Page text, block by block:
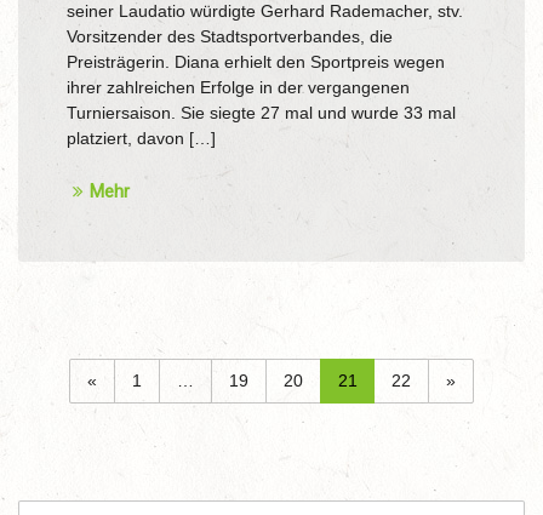
seiner Laudatio würdigte Gerhard Rademacher, stv.
Vorsitzender des Stadtsportverbandes, die
Preisträgerin. Diana erhielt den Sportpreis wegen
ihrer zahlreichen Erfolge in der vergangenen
Turniersaison. Sie siegte 27 mal und wurde 33 mal
platziert, davon […]
Mehr
« 1 19 20 21 22 »